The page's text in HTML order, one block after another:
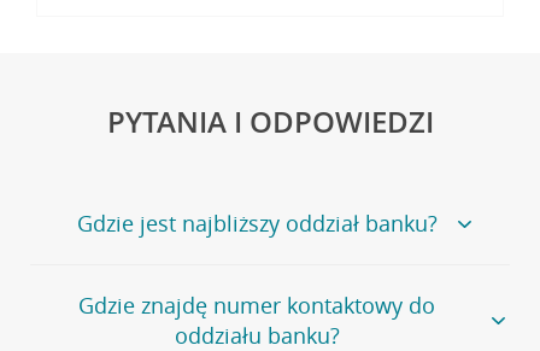
PYTANIA I ODPOWIEDZI
Gdzie jest najbliższy oddział banku?
Jeśli szukasz oddziału naszego banku, zapraszamy na
stronęPlacówki i bankomaty, na której znajduje się
wygodna wyszukiwarka.
Gdzie znajdę numer kontaktowy do
oddziału banku?